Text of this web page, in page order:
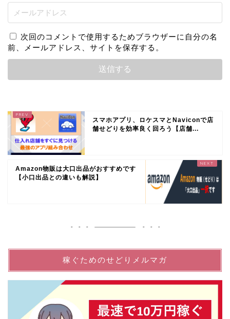
次回のコメントで使用するためブラウザーに自分の名
前、メールアドレス、サイトを保存する。
スマホアプリ、ロケスマとNaviconで店
舗せどりを効率良く回ろう【店舗...
Amazon物販は大口出品がおすすめです
【小口出品との違いも解説】
稼ぐためのせどりメルマガ